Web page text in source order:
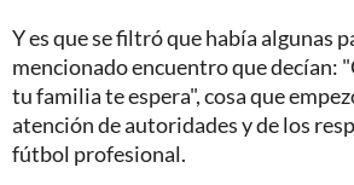
Y es que se filtró que había algunas
mencionado encuentro que decían:
tu familia te espera", cosa que
atención de autoridades y de los
fútbol profesional.